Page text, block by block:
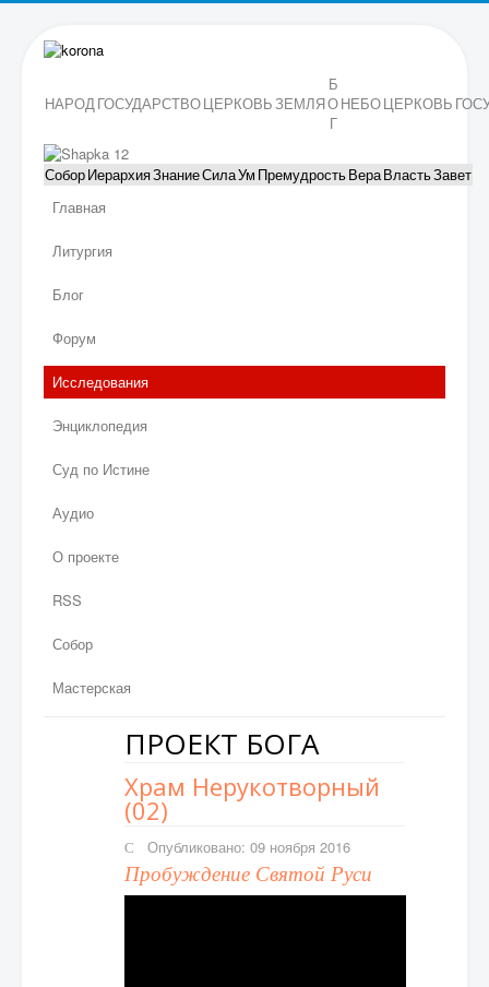
НАРОДГОСУДАРСТВОЦЕРКОВЬЗЕМЛЯ
Б
О
Г
НЕБОЦЕРКОВЬ
СоборИерархияЗнаниеСилаУм ПремудростьВераВластьЗавет
Главная
Литургия
Блог
Форум
Исследования
Энциклопедия
Суд по Истине
Аудио
О проекте
RSS
Собор
Мастерская
ПРОЕКТ БОГА
Храм Нерукотворный
(02)
Опубликовано: 09 ноября 2016
Пробуждение Святой Руси